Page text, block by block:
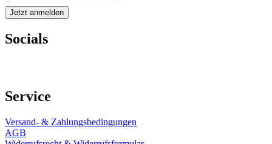
Socials
Service
Versand- & Zahlungsbedingungen
AGB